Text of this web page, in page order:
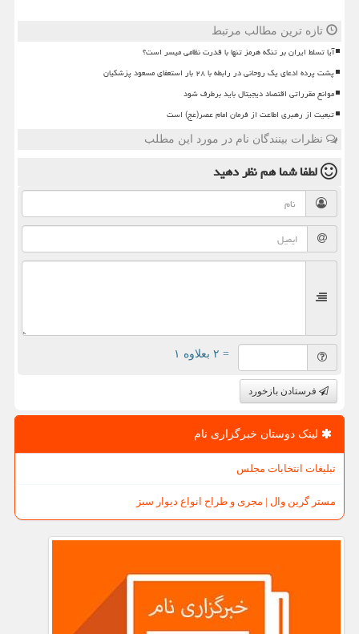
تازه ترین مطالب مرتبط
آیا تسلط ایران بر تنگه هرمز تنها با قدرت نظامی میسر است؟
پشت پرده ادعای یک روحانی در رابطه با ۲۸ بار استعفای مسعود پزشکیان
موانع مقرراتی اقتصاد دیجیتال باید برطرف شود
تبعیت از رهبری اطاعت از فرمان امام عصر(عج) است
نظرات بینندگان نام در مورد این مطلب
لطفا شما همنظر دهید
= ۲ بعلاوه ۱
فرستادن بازخورد
لینک دوستان خبرگزاری نام
تبلیغات انتخابات مجلس
مستر گرین وال | مجری و طراح انواع دیوار سبز